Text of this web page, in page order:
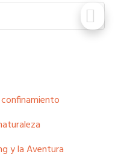
y la Aventura